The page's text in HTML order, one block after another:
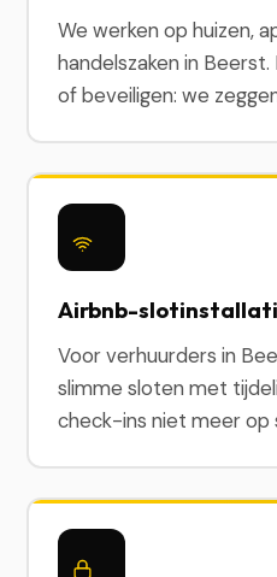
We werken op huizen,
handelszaken in
of beveiligen: we
Airbnb-
Voor verhuurders in
slimme sloten met
check-ins niet meer op